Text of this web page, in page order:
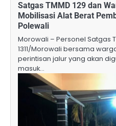
Satgas TMMD 129 dan
Mobilisasi Alat Berat
Polewali
Morowali – Personel Satgas
1311/Morowali bersama
perintisan jalur yang akan
masuk…